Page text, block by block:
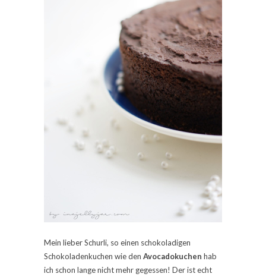
Mein lieber Schurli, so einen schokoladigen
Schokoladenkuchen wie den Avocadokuchen hab
ich schon lange nicht mehr gegessen! Der ist echt